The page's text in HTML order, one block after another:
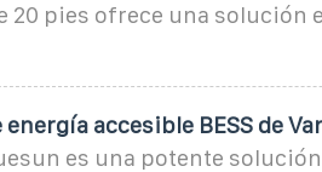
20 pies ofrece una solución
accesible BESS de
es una potente